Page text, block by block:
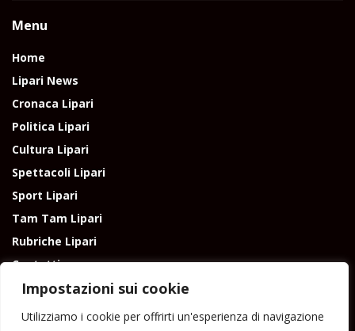
Impostazioni sui cookie
Utilizziamo i cookie per offrirti un'esperienza di navigazione
Menu
Home
Lipari News
Cronaca Lipari
Politica Lipari
Cultura Lipari
Spettacoli Lipari
Sport Lipari
Tam Tam Lipari
Rubriche Lipari
Contatti